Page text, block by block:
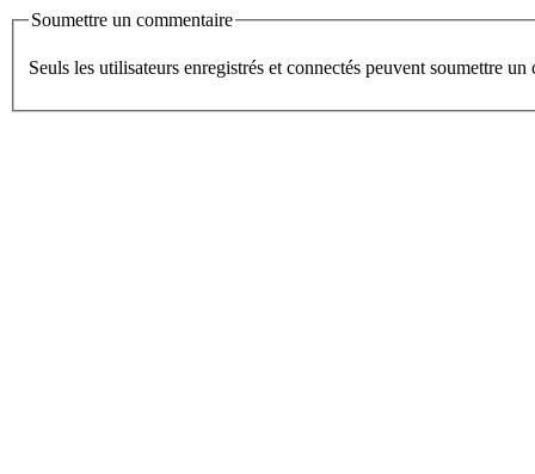
Soumettre un commentaire
Seuls les utilisateurs enregistrés et connectés peuvent soumettre un